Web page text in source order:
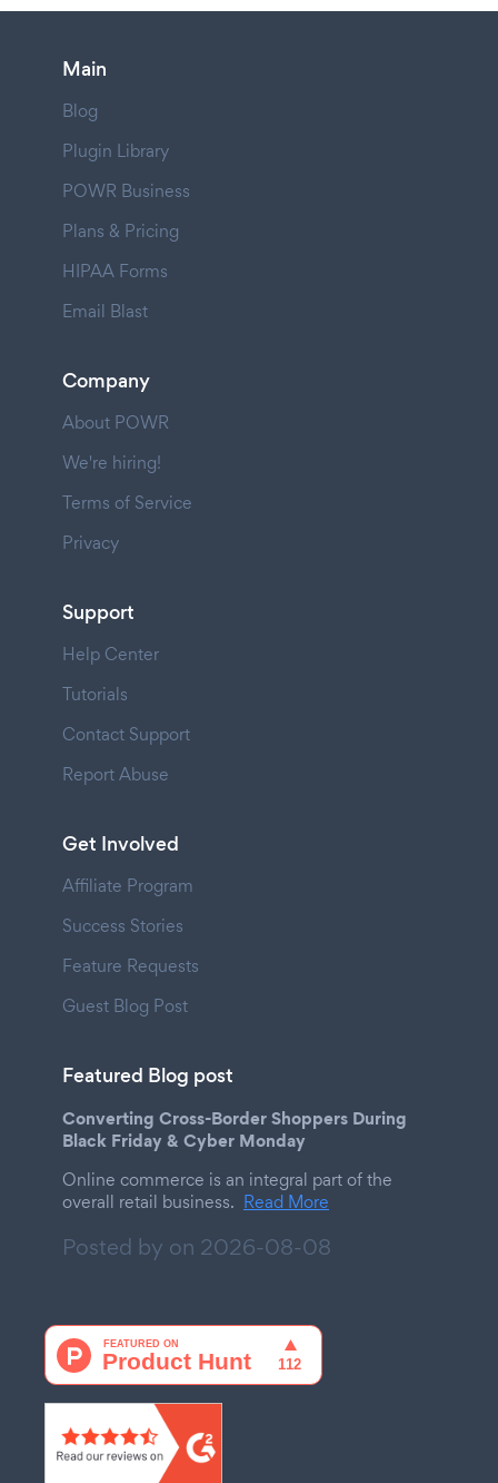
Main
Blog
Plugin Library
POWR Business
Plans & Pricing
HIPAA Forms
Email Blast
Company
About POWR
We're hiring!
Terms of Service
Privacy
Support
Help Center
Tutorials
Contact Support
Report Abuse
Get Involved
Affiliate Program
Success Stories
Feature Requests
Guest Blog Post
Featured Blog post
Converting Cross-Border Shoppers During
Black Friday & Cyber Monday
Online commerce is an integral part of the
overall retail business. Read More
Posted by on 2026-08-08